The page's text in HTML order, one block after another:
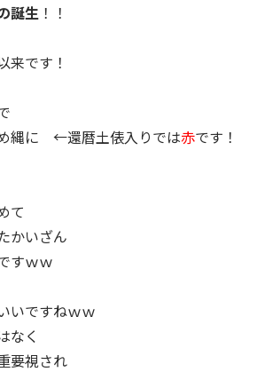
誕生 ！！
来です！
縄に ←還暦土俵入りでは赤です！
て
かいざん
すｗｗ
いですねｗｗ
なく
要視され